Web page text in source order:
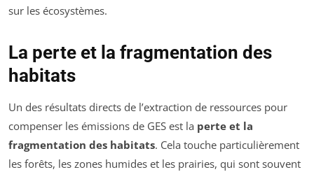
sur les écosystèmes.
La perte et la fragmentation des
habitats
Un des résultats directs de l’extraction de ressources pour
compenser les émissions de GES est la perte et la
fragmentation des habitats. Cela touche particulièrement
les forêts, les zones humides et les prairies, qui sont souvent